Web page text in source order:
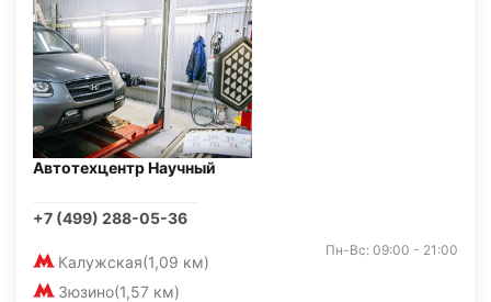
Автотехцентр Научный
+7 (499) 288-05-36
Калужская(1,09 км)
Зюзино(1,57 км)
Пн-Вс: 09:00 - 21:00